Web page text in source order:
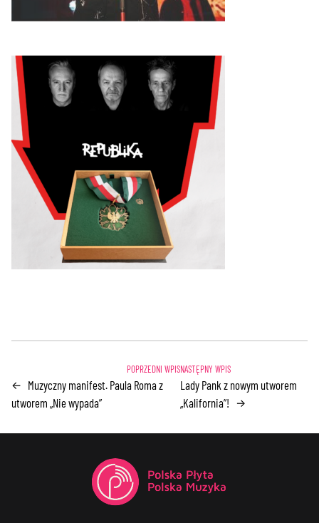
← Muzyczny manifest. Paula Roma z
utworem „Nie wypada”
Lady Pank z nowym utworem
„Kalifornia”! →